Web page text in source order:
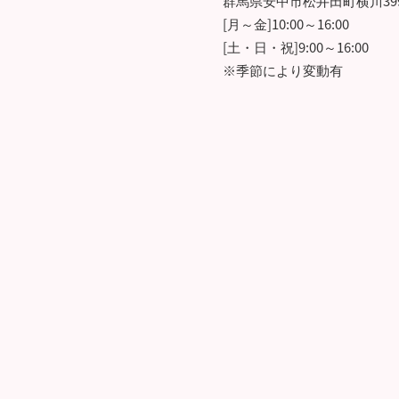
[月～金]10:00～16:00
[土・日・祝]9:00～16:00
※季節により変動有